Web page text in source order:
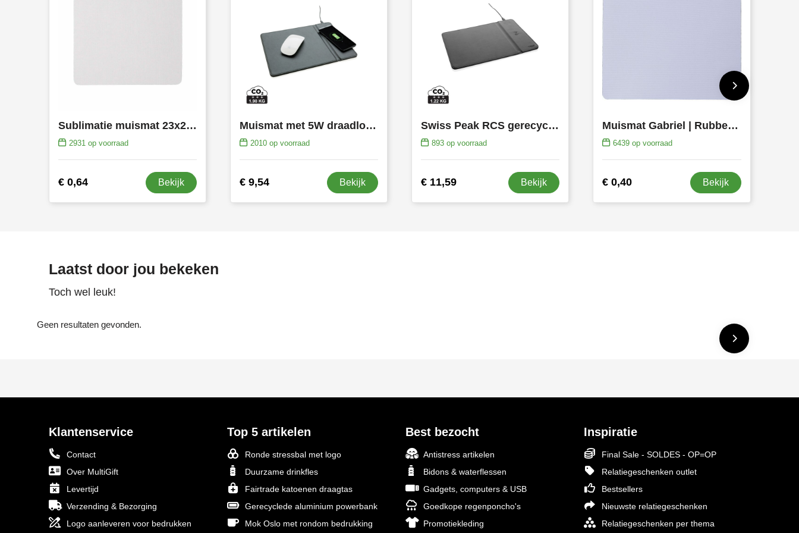
Sublimatie muismat 23x20 cm
2931 op voorraad
€ 0,64 Bekijk
Muismat met 5W draadloze oplader
2010op voorraad
€ 9,54 Bekijk
Swiss Peak RCS gerecycled PU 10W draadloze oplader muismat
893 op voorraad
€ 11,59 Bekijk
Muismat Gabriel | Rubber | Stoffen bovenkant
6439 op voorraad
€ 0,40 Bekijk
Laatst door jou bekeken
Toch wel leuk!
Geen resultaten gevonden.
Klantenservice
Contact
Over MultiGift
Levertijd
Verzending & Bezorging
Logo aanleveren voor bedrukken
Top 5 artikelen
Ronde stressbal met logo
Duurzame drinkfles
Fairtrade katoenen draagtas
Gerecyclede aluminium powerbank
Mok Oslo met rondom bedrukking
Best bezocht
Antistress artikelen
Bidons & waterflessen
Gadgets, computers & USB
Goedkope regenponcho's
Promotiekleding
Inspiratie
Final Sale - SOLDES - OP=OP
Relatiegeschenken outlet
Bestsellers
Nieuwste relatiegeschenken
Relatiegeschenken per thema